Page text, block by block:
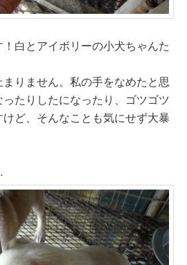
白とアイボリーの小犬ちゃんた
りません。私の手をなめたと思
たりしたになったり、ゴツゴツ
ど、そんなことも気にせず大暴